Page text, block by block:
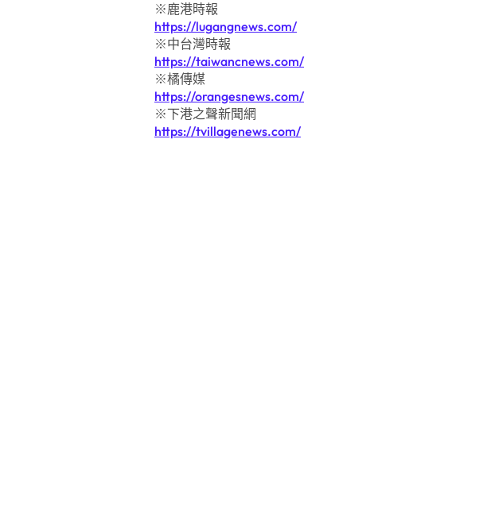
※鹿港時報
https://lugangnews.com/
※中台灣時報
https://taiwancnews.com/
※橘傳媒
https://orangesnews.com/
※下港之聲新聞網
https://tvillagenews.com/